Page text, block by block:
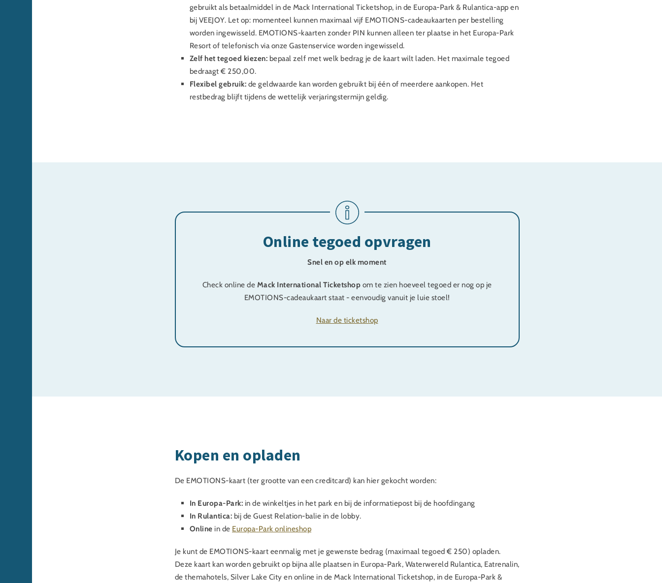
gebruikt als betaalmiddel in de Mack International Ticketshop, in de Europa-Park & Rulantica-app en
bij VEEJOY. Let op: momenteel kunnen maximaal vijf EMOTIONS-cadeaukaarten per bestelling
worden ingewisseld. EMOTIONS-kaarten zonder PIN kunnen alleen ter plaatse in het Europa-Park
Resort of telefonisch via onze Gastenservice worden ingewisseld.
Zelf het tegoed kiezen: bepaal zelf met welk bedrag je de kaart wilt laden. Het maximale tegoed
bedraagt € 250,00.
Flexibel gebruik: de geldwaarde kan worden gebruikt bij één of meerdere aankopen. Het
restbedrag blijft tijdens de wettelijk verjaringstermijn geldig.
Online tegoed opvragen
Snel en op elk moment
Check online de Mack International Ticketshop om te zien hoeveel tegoed er nog op je
EMOTIONS-cadeaukaart staat - eenvoudig vanuit je luie stoel!
Naar de ticketshop
Kopen en opladen
De EMOTIONS-kaart (ter grootte van een creditcard) kan hier gekocht worden:
In Europa-Park: in de winkeltjes in het park en bij de informatiepost bij de hoofdingang
In Rulantica: bij de Guest Relation-balie in de lobby.
Online in de Europa-Park onlineshop
Je kunt de EMOTIONS-kaart eenmalig met je gewenste bedrag (maximaal tegoed € 250) opladen.
Deze kaart kan worden gebruikt op bijna alle plaatsen in Europa-Park, Waterwereld Rulantica, Eatrenalin,
de themahotels, Silver Lake City en online in de Mack International Ticketshop, in de Europa-Park &